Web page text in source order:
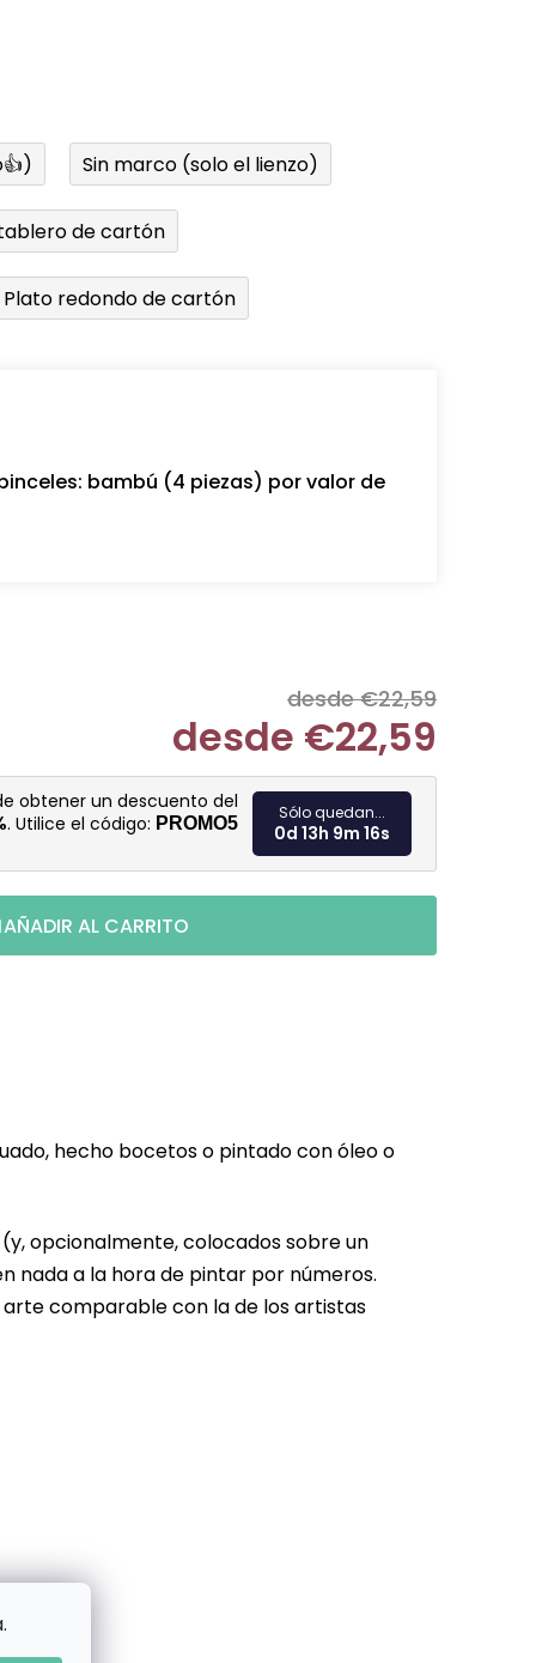
Sin marco (solo el lienzo)
de cartón
Plato redondo de cartón
bambú (4 piezas) por valor de
desde €22,59
desde €22,59
Medir
obtener un descuento del
. Utilice el código: PROMO5
Sólo quedan...
0d 13h 9m 15s
AÑADIR AL CARRITO
hecho bocetos o pintado con óleo o
opcionalmente, colocados sobre un
nada a la hora de pintar por números.
comparable con la de los artistas